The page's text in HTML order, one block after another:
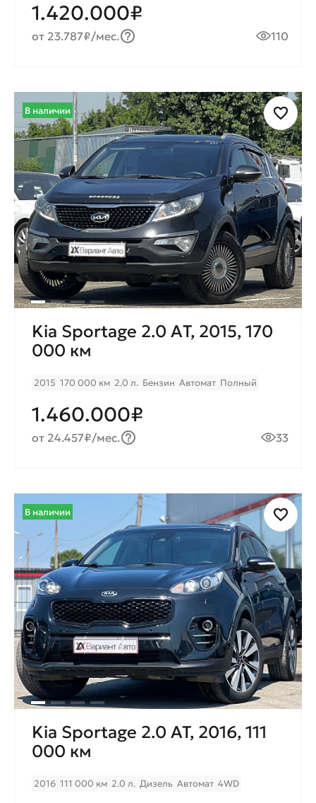
1.420.000₽
от 23.787₽/мес. 110
В наличии
Kia Sportage 2.0 AТ, 2015, 170
000 км
2015 170 000 км 2.0 л. Бензин Автомат Полный
1.460.000₽
от 24.457₽/мес. 33
В наличии
Kia Sportage 2.0 AT, 2016, 111
000 км
2016 111 000 км 2.0 л. Дизель Автомат 4WD